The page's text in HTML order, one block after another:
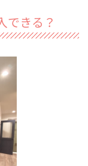
できる？